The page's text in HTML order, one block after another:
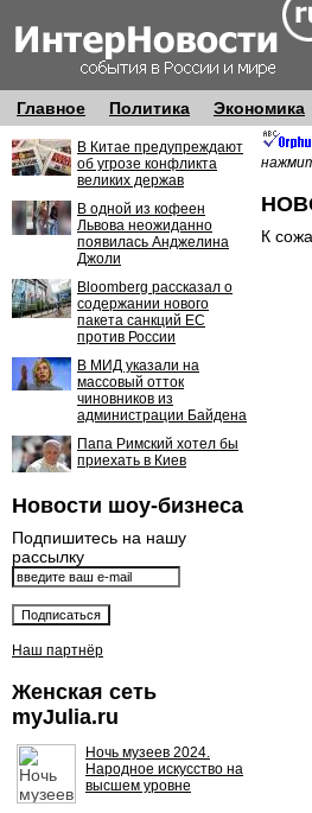
Главное Политика Экономика
В Китае предупреждают
об угрозе конфликта
великих держав
В одной из кофеен
Львова неожиданно
появилась Анджелина
Джоли
Bloomberg рассказал о
содержании нового
пакета санкций ЕС
против России
В МИД указали на
массовый отток
чиновников из
администрации Байдена
Папа Римский хотел бы
приехать в Киев
Новости шоу-бизнеса
Подпишитесь на нашу
рассылку
Наш партнёр
Женская сеть
myJulia.ru
Ночь музеев 2024.
Народное искусство на
высшем уровне
К